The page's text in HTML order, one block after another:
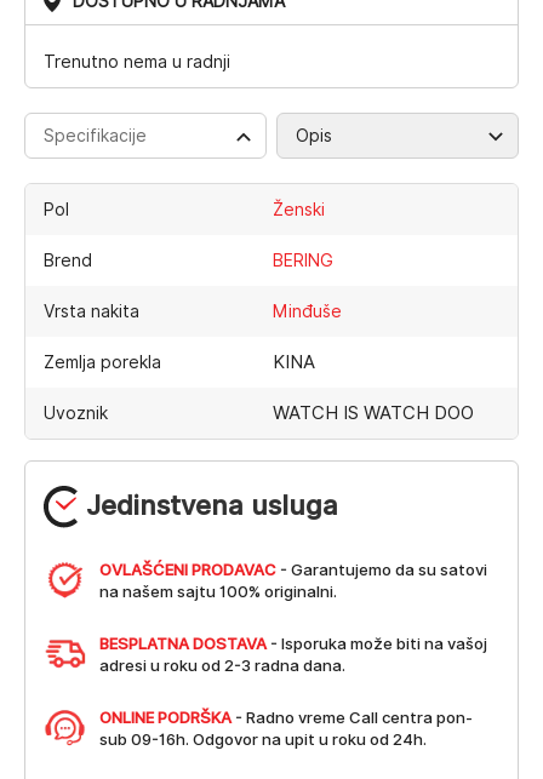
Trenutno nema u radnji
Jedinstvena usluga
OVLAŠĆENI PRODAVAC - Garantujemo da su satovi
na našem sajtu 100% originalni.
BESPLATNA DOSTAVA - Isporuka može biti na vašoj
adresi u roku od 2-3 radna dana.
ONLINE PODRŠKA - Radno vreme Call centra pon-
sub 09-16h. Odgovor na upit u roku od 24h.
Specifikacije Opis
Pol Ženski
Brend BERING
Vrsta nakita Minđuše
Zemlja porekla KINA
Uvoznik WATCH IS WATCH DOO